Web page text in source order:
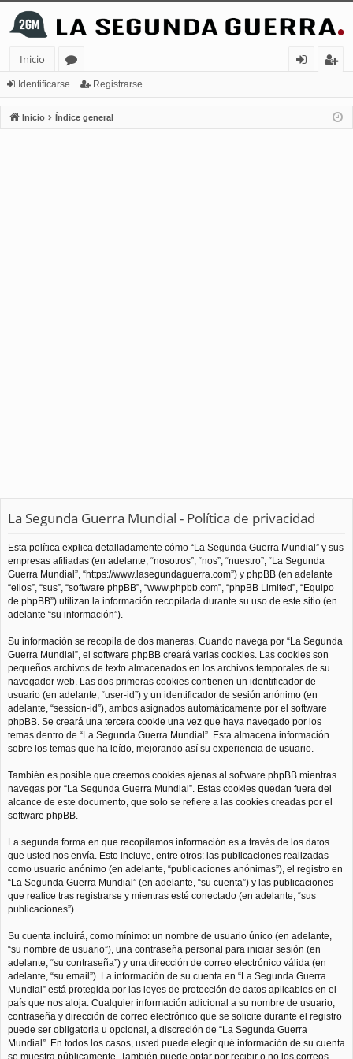
Inicio
or
os
nt
ifi
ist
ra
Identificarse Registrarse
Inicio Índice general
La Segunda Guerra Mundial - Política de privacidad
Esta política explica detalladamente cómo “La Segunda Guerra Mundial” y sus
empresas afiliadas (en adelante, “nosotros”, “nos”, “nuestro”, “La Segunda
Guerra Mundial”, “https://www.lasegundaguerra.com”) y phpBB (en adelante
“ellos”, “sus”, “software phpBB”, “www.phpbb.com”, “phpBB Limited”, “Equipo
de phpBB”) utilizan la información recopilada durante su uso de este sitio (en
adelante “su información”).
Su información se recopila de dos maneras. Cuando navega por “La Segunda
Guerra Mundial”, el software phpBB creará varias cookies. Las cookies son
pequeños archivos de texto almacenados en los archivos temporales de su
navegador web. Las dos primeras cookies contienen un identificador de
usuario (en adelante, “user-id”) y un identificador de sesión anónimo (en
adelante, “session-id”), ambos asignados automáticamente por el software
phpBB. Se creará una tercera cookie una vez que haya navegado por los
temas dentro de “La Segunda Guerra Mundial”. Esta almacena información
sobre los temas que ha leído, mejorando así su experiencia de usuario.
También es posible que creemos cookies ajenas al software phpBB mientras
navegas por “La Segunda Guerra Mundial”. Estas cookies quedan fuera del
alcance de este documento, que solo se refiere a las cookies creadas por el
software phpBB.
La segunda forma en que recopilamos información es a través de los datos
que usted nos envía. Esto incluye, entre otros: las publicaciones realizadas
como usuario anónimo (en adelante, “publicaciones anónimas”), el registro en
“La Segunda Guerra Mundial” (en adelante, “su cuenta”) y las publicaciones
que realice tras registrarse y mientras esté conectado (en adelante, “sus
publicaciones”).
Su cuenta incluirá, como mínimo: un nombre de usuario único (en adelante,
“su nombre de usuario”), una contraseña personal para iniciar sesión (en
adelante, “su contraseña”) y una dirección de correo electrónico válida (en
adelante, “su email”). La información de su cuenta en “La Segunda Guerra
Mundial” está protegida por las leyes de protección de datos aplicables en el
país que nos aloja. Cualquier información adicional a su nombre de usuario,
contraseña y dirección de correo electrónico que se solicite durante el registro
puede ser obligatoria u opcional, a discreción de “La Segunda Guerra
Mundial”. En todos los casos, usted puede elegir qué información de su cuenta
se muestra públicamente. También puede optar por recibir o no los correos